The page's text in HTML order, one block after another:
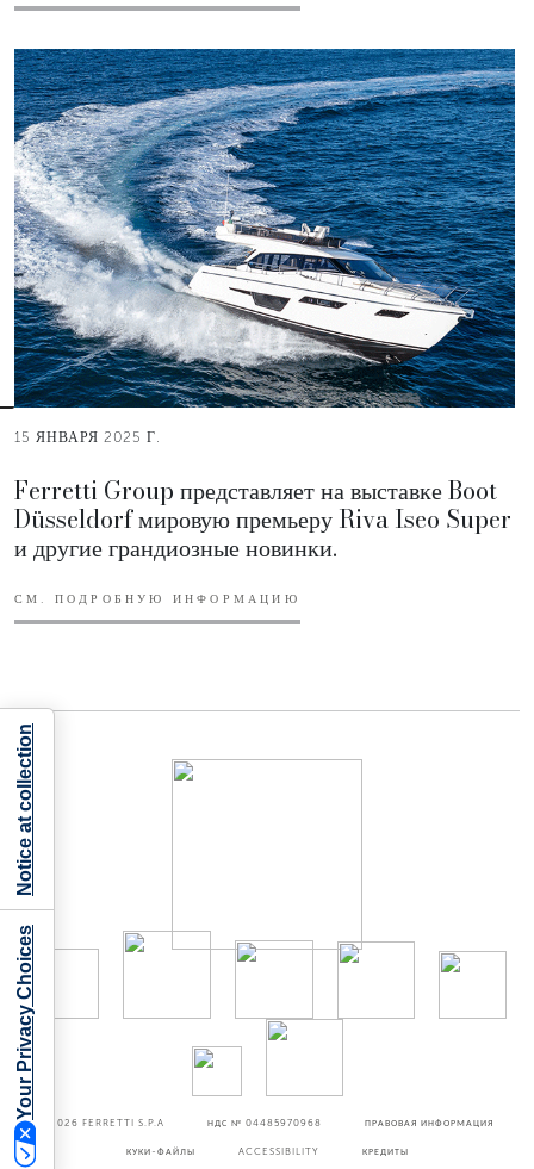
15 ЯНВАРЯ 2025 Г.
Ferretti Group представляет на выставке Boot
Düsseldorf мировую премьеру Riva Iseo Super
и другие грандиозные новинки.
СМ. ПОДРОБНУЮ ИНФОРМАЦИЮ
©2026 FERRETTI S.P.A НДС № 04485970968 ПРАВОВАЯ ИНФОРМАЦИЯ
КУКИ-ФАЙЛЫ ACCESSIBILITY КРЕДИТЫ
Your Privacy Choices
Notice at collection